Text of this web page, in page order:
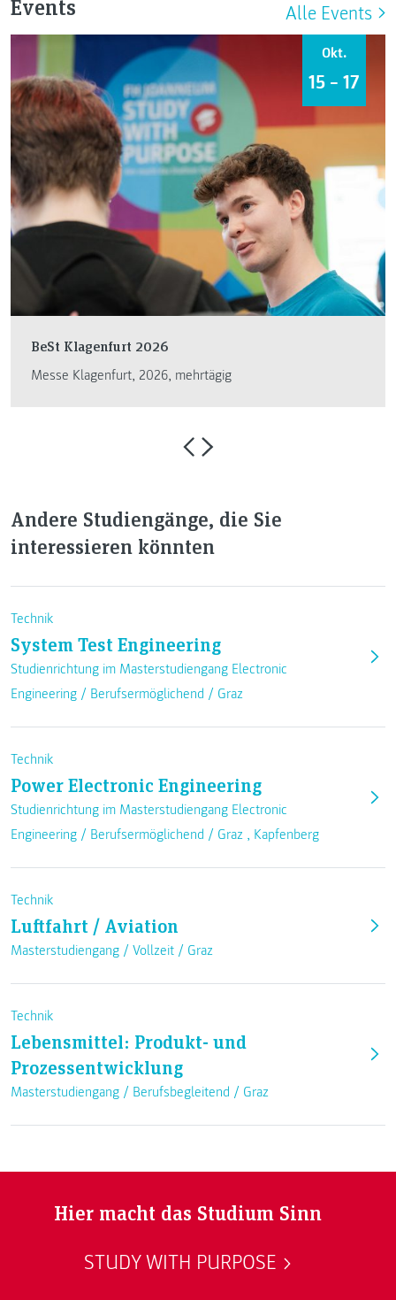
Events Alle Events
Okt.
15 – 17
BeSt Klagenfurt 2026
Messe Klagenfurt, 2026, mehrtägig
Andere Studiengänge, die Sie
interessieren könnten
Technik
System Test Engineering
Studienrichtung im Masterstudiengang Electronic
Engineering / Berufsermöglichend / Graz
Technik
Power Electronic Engineering
Studienrichtung im Masterstudiengang Electronic
Engineering / Berufsermöglichend / Graz , Kapfenberg
Technik
Luftfahrt / Aviation
Masterstudiengang / Vollzeit / Graz
Technik
Lebensmittel: Produkt- und
Prozessentwicklung
Masterstudiengang / Berufsbegleitend / Graz
Hier macht das Studium Sinn
STUDY WITH PURPOSE